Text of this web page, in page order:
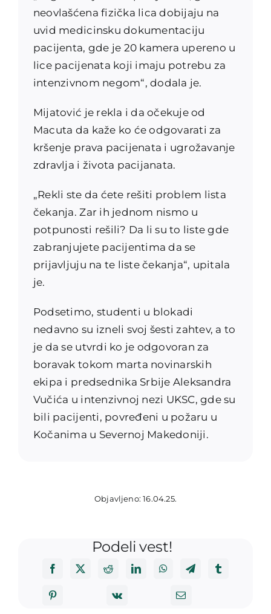
neovlašćena fizička lica dobijaju na
uvid medicinsku dokumentaciju
pacijenta, gde je 20 kamera upereno u
lice pacijenata koji imaju potrebu za
intenzivnom negom“, dodala je.
Mijatović je rekla i da očekuje od
Macuta da kaže ko će odgovarati za
kršenje prava pacijenata i ugrožavanje
zdravlja i života pacijanata.
„Rekli ste da ćete rešiti problem lista
čekanja. Zar ih jednom nismo u
potpunosti rešili? Da li su to liste gde
zabranjujete pacijentima da se
prijavljuju na te liste čekanja“, upitala
je.
Podsetimo, studenti u blokadi
nedavno su izneli svoj šesti zahtev, a to
je da se utvrdi ko je odgovoran za
boravak tokom marta novinarskih
ekipa i predsednika Srbije Aleksandra
Vučića u intenzivnoj nezi UKSC, gde su
bili pacijenti, povređeni u požaru u
Kočanima u Severnoj Makedoniji.
Objavljeno: 16.04.25.
Podeli vest!